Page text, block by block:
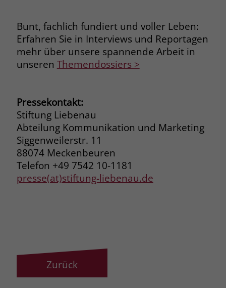
Bunt, fachlich fundiert und voller Leben:
Erfahren Sie in Interviews und Reportagen
mehr über unsere spannende Arbeit in
unseren Themendossiers >
Pressekontakt:
Stiftung Liebenau
Abteilung Kommunikation und Marketing
Siggenweilerstr. 11
88074 Meckenbeuren
Telefon +49 7542 10-1181
presse(at)stiftung-liebenau.de
Zurück